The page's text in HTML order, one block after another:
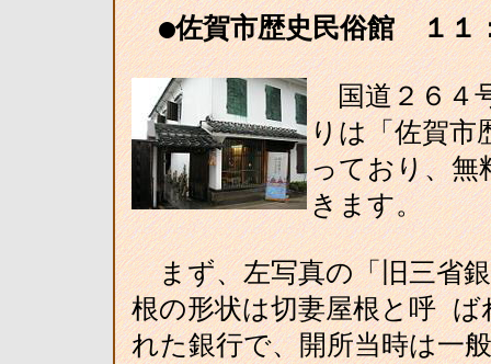
●佐賀市歴史民俗館 １１
国道２６４
りは「佐賀市
っており、無
きます。
まず、左写真の「旧三省銀
根の形状は切妻屋根と呼 ば
れた銀行で、開所当時は一